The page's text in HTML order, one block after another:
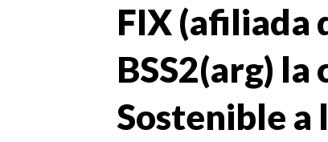
FIX (afiliada
BSS2(arg)
Sostenible a